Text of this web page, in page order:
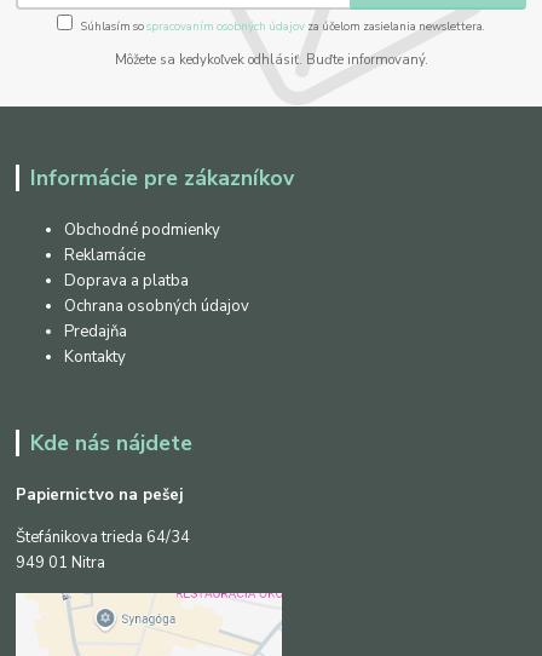
Súhlasím sospracovaním osobných údajov za účelom zasielania newslettera.
Môžete sa kedykoľvek odhlásiť. Buďte informovaný.
Informácie pre zákazníkov
Obchodné podmienky
Reklamácie
Doprava a platba
Ochrana osobných údajov
Predajňa
Kontakty
Kde nás nájdete
Papiernictvo na pešej
Štefánikova trieda 64/34
949 01 Nitra